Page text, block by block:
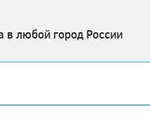
в любой город России